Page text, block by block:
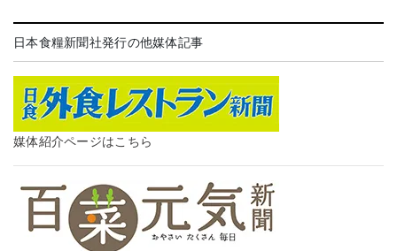
日本食糧新聞社発行の他媒体記事
媒体紹介ページはこちら